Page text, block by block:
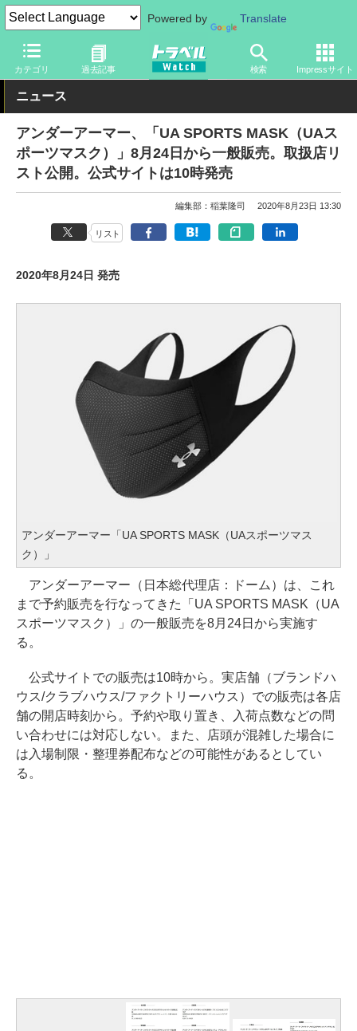
Powered by Translate
カテゴリ 過去記事 検索 Impressサイト
トラベル Watch 旅のアイテム その他
ニュース
アンダーアーマー、「UA SPORTS MASK（UAス
ポーツマスク）」8月24日から一般販売。取扱店リ
スト公開。公式サイトは10時発売
編集部：稲葉隆司 2020年8月23日 13:30
リスト
2020年8月24日 発売
アンダーアーマー「UA SPORTS MASK（UAスポーツマス
ク）」
アンダーアーマー（日本総代理店：ドーム）は、これ
まで予約販売を行なってきた「UA SPORTS MASK（UA
スポーツマスク）」の一般販売を8月24日から実施す
る。
公式サイトでの販売は10時から。実店舗（ブランドハ
ウス/クラブハウス/ファクトリーハウス）での販売は各店
舗の開店時刻から。予約や取り置き、入荷点数などの問
い合わせには対応しない。また、店頭が混雑した場合に
は入場制限・整理券配布などの可能性があるとしてい
る。